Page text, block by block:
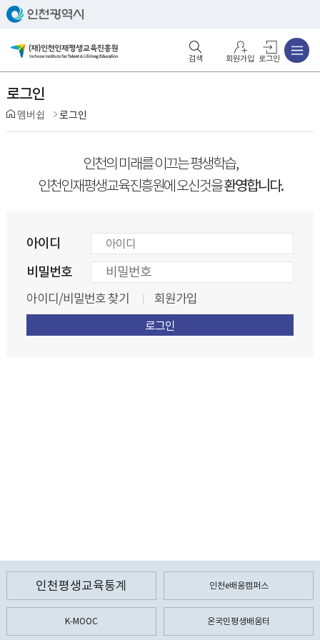
회원가입 로그인
로그인
멤버쉽 로그인
인천의 미래를 이끄는 평생학습,
인천인재평생교육진흥원에 오신것을환영합니다.
아이디
비밀번호
아이디/비밀번호 찾기 회원가입
인천평생교육통계 인천e배움캠퍼스
K-MOOC 온국민평생배움터